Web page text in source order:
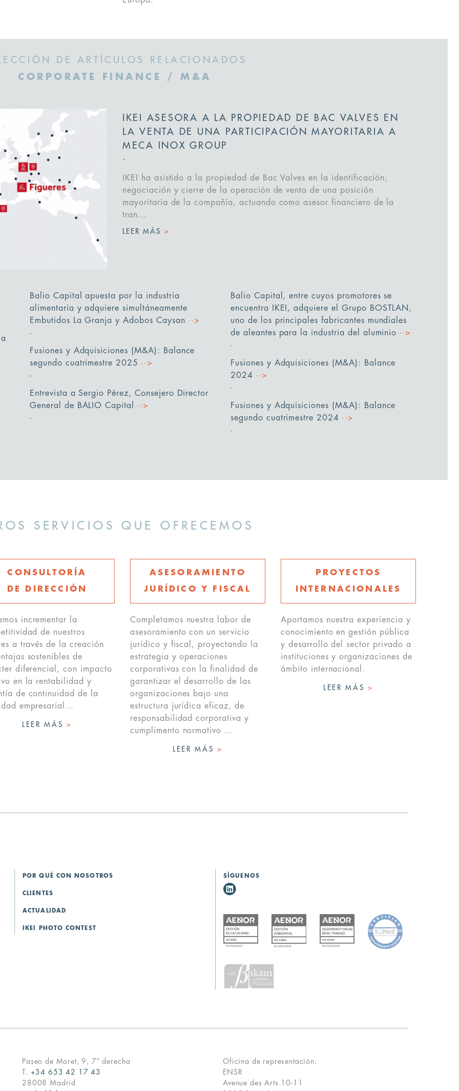
DE ARTÍCULOS RELACIONADOS
CORPORATE FINANCE / M&A
IKEI ASESORA A LA PROPIEDAD DE BAC VALVES EN
LA VENTA DE UNA PARTICIPACIÓN MAYORITARIA A
MECA INOX GROUP
IKEI ha asistido a la propiedad de Bac Valves en la identificación,
negociación y cierre de la operación de venta de una posición
mayoritaria de la compañía, actuando como asesor financiero de la
tran...
LEER MÁS >
Balio Capital apuesta por la industria
alimentaria y adquiere simultáneamente
Embutidos La Granja y Adobos Caysan ··>
Fusiones y Adquisiciones (M&A): Balance
segundo cuatrimestre 2025 ··>
Entrevista a Sergio Pérez, Consejero Director
General de BALIO Capital
··>
Balio Capital, entre cuyos promotores se
encuentra IKEI, adquiere el Grupo BOSTLAN,
uno de los principales fabricantes mundiales
de aleantes para la industria del aluminio ··>
Fusiones y Adquisiciones (M&A): Balance
2024 ··>
Fusiones y Adquisiciones (M&A): Balance
segundo cuatrimestre 2024 ··>
SERVICIOS QUE OFRECEMOS
CONSULTORÍA
DE DIRECCIÓN
incrementar la
de nuestros
a través de la creación
sostenibles de
diferencial, con impacto
en la rentabilidad y
de continuidad de la
empresarial…
LEER MÁS>
ASESORAMIENTO
JURÍDICO Y FISCAL
Completamos nuestra labor de
asesoramiento con un servicio
jurídico y fiscal, proyectando la
estrategia y operaciones
corporativas con la finalidad de
garantizar el desarrollo de las
organizaciones bajo una
estructura jurídica eficaz, de
responsabilidad corporativa y
cumplimento normativo …
LEER MÁS>
PROYECTOS
INTERNACIONALES
Aportamos nuestra experiencia y
conocimiento en gestión pública
y desarrollo del sector privado a
instituciones y organizaciones de
ámbito internacional.
LEER MÁS>
POR QUÉ CON NOSOTROS
CLIENTES
ACTUALIDAD
IKEI PHOTO CONTEST
SÍGUENOS
Paseo de Moret, 9, 7º derecha
T. +34 653 42 17 43
28008 Madrid
Oficina de representación:
ENSR
Avenue des Arts 10-11